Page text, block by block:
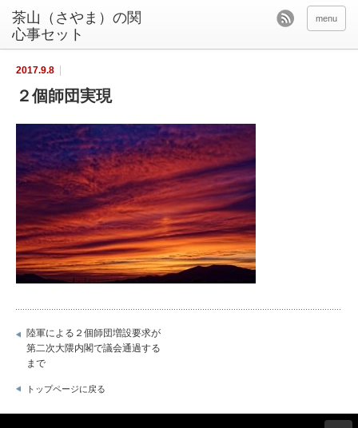
茶山（さやま）の関
心事セット
menu
2017.9.8
２個師団実現
陸軍による２個師団増設要求が
第二次大隈内閣で議会通過する
まで
トップページに戻る